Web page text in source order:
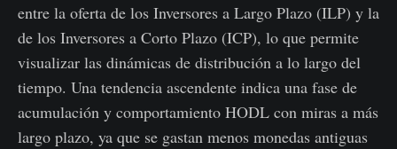
entre la oferta de los Inversores a Largo Plazo (ILP) y la
de los Inversores a Corto Plazo (ICP), lo que permite
visualizar las dinámicas de distribución a lo largo del
tiempo. Una tendencia ascendente indica una fase de
acumulación y comportamiento HODL con miras a más
largo plazo, ya que se gastan menos monedas antiguas